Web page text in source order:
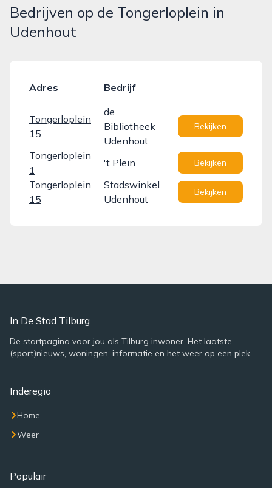
Bedrijven op de Tongerloplein in
Udenhout
Adres Bedrijf
Tongerloplein
15
de
Bibliotheek
Udenhout
Bekijken
Tongerloplein
1
't Plein Bekijken
Tongerloplein
15
Stadswinkel
Udenhout
Bekijken
In De Stad Tilburg
De startpagina voor jou als Tilburg inwoner. Het laatste
(sport)nieuws, woningen, informatie en het weer op een plek.
Inderegio
Home
Weer
Populair